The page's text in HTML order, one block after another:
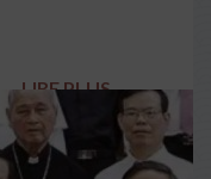
LIRE PLUS →